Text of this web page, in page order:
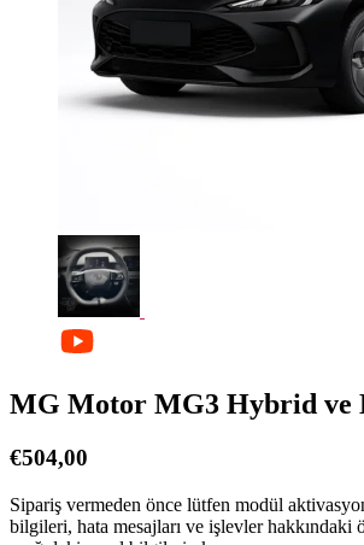
MG Motor MG3 Hybrid ve
€504,00
Sipariş vermeden önce lütfen modül
bilgileri, hata mesajları ve işlevler hakkındaki